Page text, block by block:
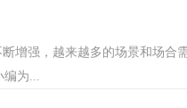
强，越来越多的场景和场合
编为...